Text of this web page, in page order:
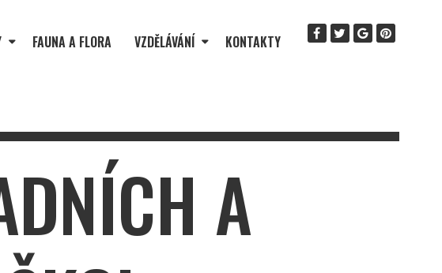
FAUNA A FLORA VZDĚLÁVÁNÍ KONTAKTY
A